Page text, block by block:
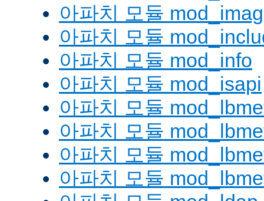
아파치 모듈
아파치 모듈
아파치 모듈 mod_info
아파치 모듈 mod_isapi
아파치 모듈
아파치 모듈
아파치 모듈
아파치 모듈